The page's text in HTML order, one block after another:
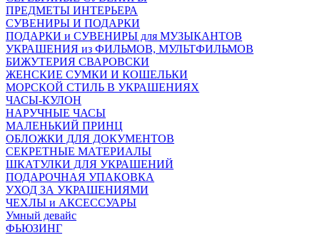
ПРЕДМЕТЫ ИНТЕРЬЕРА
СУВЕНИРЫ И ПОДАРКИ
ПОДАРКИ и СУВЕНИРЫ для МУЗЫКАНТОВ
УКРАШЕНИЯ из ФИЛЬМОВ, МУЛЬТФИЛЬМОВ
БИЖУТЕРИЯ СВАРОВСКИ
ЖЕНСКИЕ СУМКИ И КОШЕЛЬКИ
МОРСКОЙ СТИЛЬ В УКРАШЕНИЯХ
ЧАСЫ-КУЛОН
НАРУЧНЫЕ ЧАСЫ
МАЛЕНЬКИЙ ПРИНЦ
ОБЛОЖКИ ДЛЯ ДОКУМЕНТОВ
СЕКРЕТНЫЕ МАТЕРИАЛЫ
ШКАТУЛКИ ДЛЯ УКРАШЕНИЙ
ПОДАРОЧНАЯ УПАКОВКА
УХОД ЗА УКРАШЕНИЯМИ
ЧEХЛЫ и АКСЕССУАРЫ
Умный девайс
ФЬЮЗИНГ